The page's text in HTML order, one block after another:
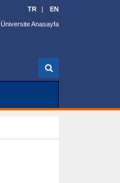
TR EN
Üniversite Anasayfa
r